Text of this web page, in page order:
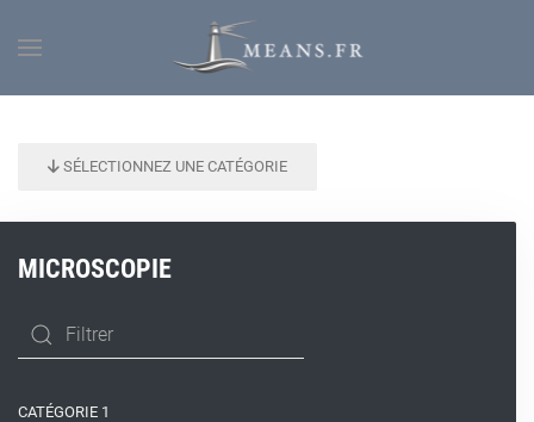
SÉLECTIONNEZ UNE CATÉGORIE
MICROSCOPIE
CATÉGORIE 1